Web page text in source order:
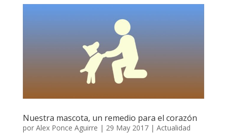
Nuestra mascota, un remedio para el corazón
por Alex Ponce Aguirre | 29 May 2017| Actualidad